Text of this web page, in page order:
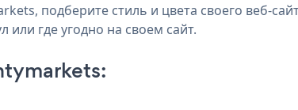
подберите стиль и цвета своего веб-
где угодно на своем сайт.